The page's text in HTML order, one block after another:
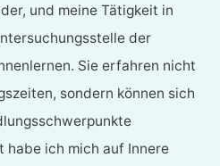
und meine Tätigkeit in
der
Sie erfahren nicht
sondern können sich
habe ich mich auf Innere